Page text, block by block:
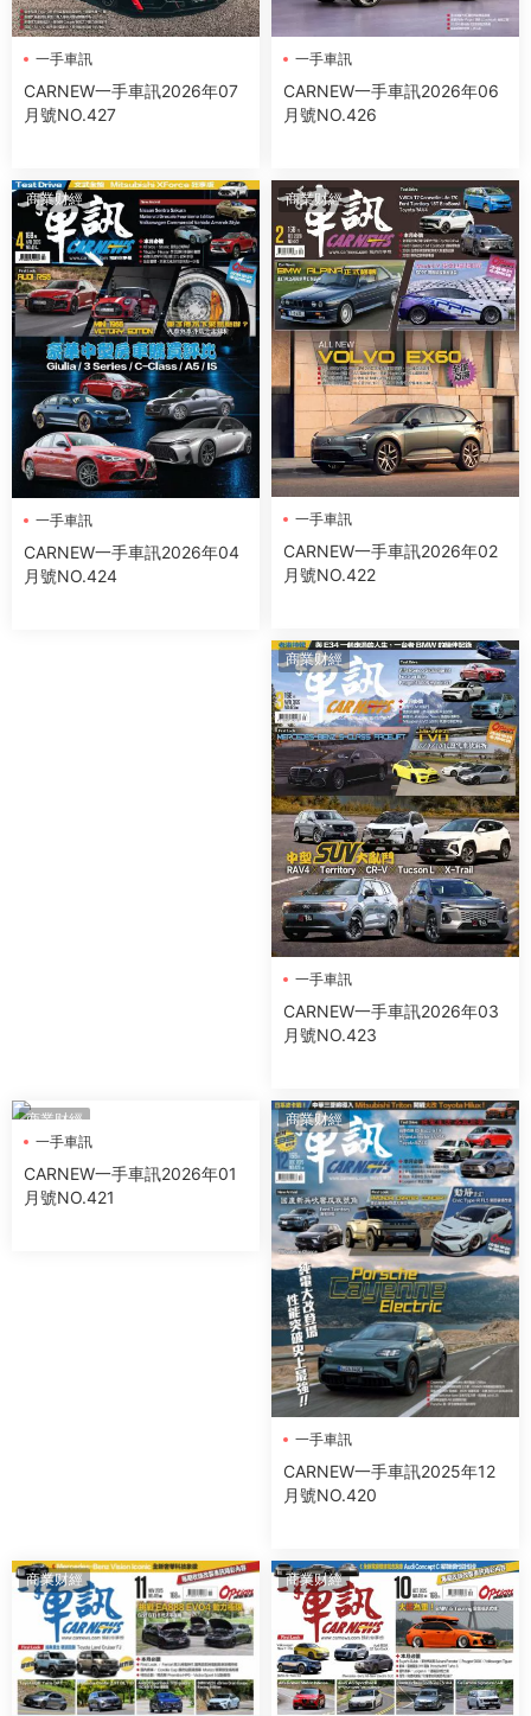
一手車訊
CARNEW一手車訊2026年07
月號NO.427
一手車訊
CARNEW一手車訊2026年06
月號NO.426
商業财經
一手車訊
CARNEW一手車訊2026年04
月號NO.424
商業财經
一手車訊
CARNEW一手車訊2026年02
月號NO.422
商業财經
一手車訊
CARNEW一手車訊2026年03
月號NO.423
商業财經
一手車訊
CARNEW一手車訊2026年01
月號NO.421
商業财經
一手車訊
CARNEW一手車訊2025年12
月號NO.420
商業财經 商業财經